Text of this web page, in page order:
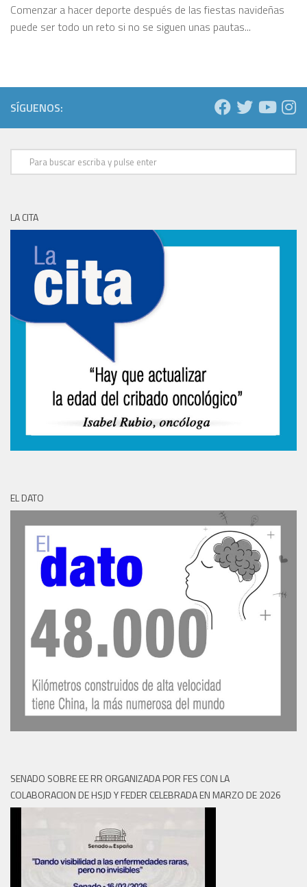
Comenzar a hacer deporte después de las fiestas navideñas
puede ser todo un reto si no se siguen unas pautas...
SÍGUENOS:
LA CITA
EL DATO
SENADO SOBRE EE RR ORGANIZADA POR FES CON LA
COLABORACION DE HSJD Y FEDER CELEBRADA EN MARZO DE 2026